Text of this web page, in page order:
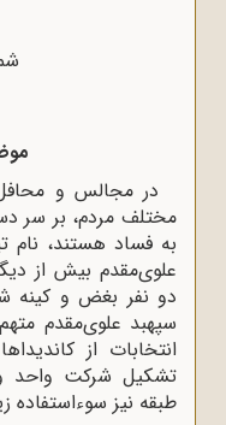
در مجالس و
مختلف مردم، بر سر
به فساد هستند، نام
علوی‌مقدم بیش از
دو نفر بغض و
سپهبد علوی‌‌مقدم
انتخابات از
تشکیل شرکت واحد
طبقه نیز